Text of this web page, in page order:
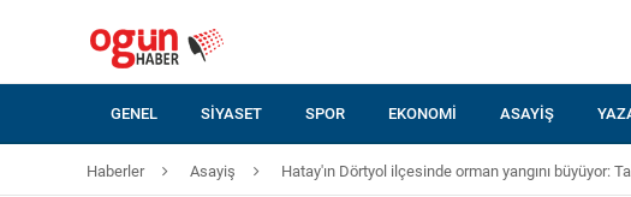
GENEL SIYASET SPOR EKONOMI ASAYIŞ
Haberler Asayiş Hatay'ın Dörtyol ilçesinde orman yangını büyüyor: